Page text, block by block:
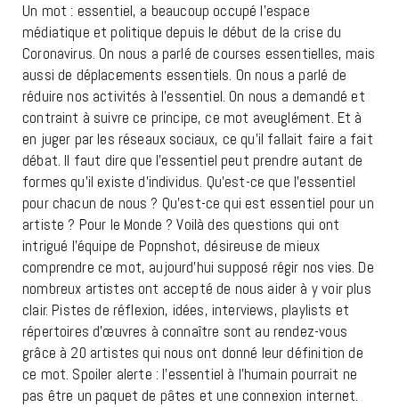
Un mot : essentiel, a beaucoup occupé l’espace
médiatique et politique depuis le début de la crise du
Coronavirus. On nous a parlé de courses essentielles, mais
aussi de déplacements essentiels. On nous a parlé de
réduire nos activités à l’essentiel. On nous a demandé et
contraint à suivre ce principe, ce mot aveuglément. Et à
en juger par les réseaux sociaux, ce qu’il fallait faire a fait
débat. Il faut dire que l’essentiel peut prendre autant de
formes qu’il existe d’individus. Qu’est-ce que l’essentiel
pour chacun de nous ? Qu’est-ce qui est essentiel pour un
artiste ? Pour le Monde ? Voilà des questions qui ont
intrigué l’équipe de Popnshot, désireuse de mieux
comprendre ce mot, aujourd’hui supposé régir nos vies. De
nombreux artistes ont accepté de nous aider à y voir plus
clair. Pistes de réflexion, idées, interviews, playlists et
répertoires d’œuvres à connaître sont au rendez-vous
grâce à 20 artistes qui nous ont donné leur définition de
ce mot. Spoiler alerte : l’essentiel à l’humain pourrait ne
pas être un paquet de pâtes et une connexion internet.